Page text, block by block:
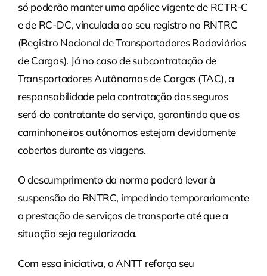
só poderão manter uma apólice vigente de RCTR-C
e de RC-DC, vinculada ao seu registro no RNTRC
(Registro Nacional de Transportadores Rodoviários
de Cargas). Já no caso de subcontratação de
Transportadores Autônomos de Cargas (TAC), a
responsabilidade pela contratação dos seguros
será do contratante do serviço, garantindo que os
caminhoneiros autônomos estejam devidamente
cobertos durante as viagens.
O descumprimento da norma poderá levar à
suspensão do RNTRC, impedindo temporariamente
a prestação de serviços de transporte até que a
situação seja regularizada.
Com essa iniciativa, a ANTT reforça seu